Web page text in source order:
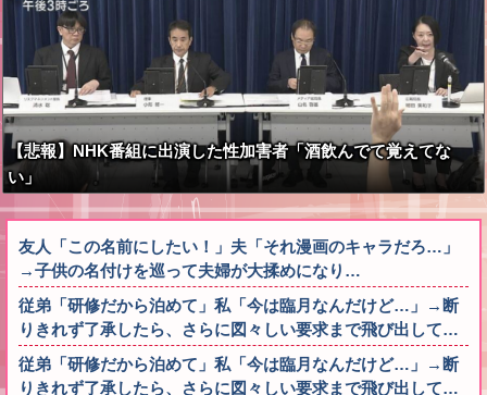
【悲報】NHK番組に出演した性加害者「酒飲んでて覚えてな
い」
友人「この名前にしたい！」夫「それ漫画のキャラだろ…」
→子供の名付けを巡って夫婦が大揉めになり…
従弟「研修だから泊めて」私「今は臨月なんだけど…」→断
りきれず了承したら、さらに図々しい要求まで飛び出して…
従弟「研修だから泊めて」私「今は臨月なんだけど…」→断
りきれず了承したら、さらに図々しい要求まで飛び出して…